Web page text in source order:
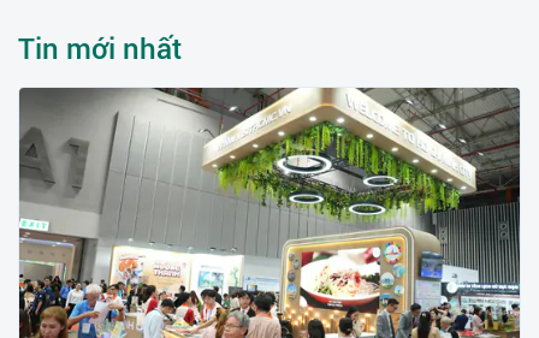
Tin mới nhất